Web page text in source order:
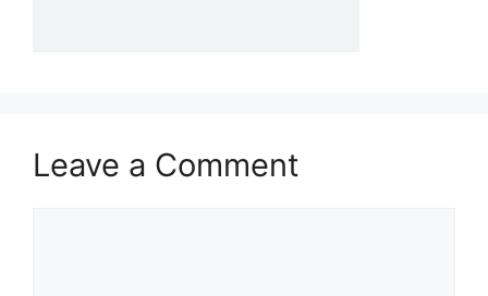
Leave a Comment